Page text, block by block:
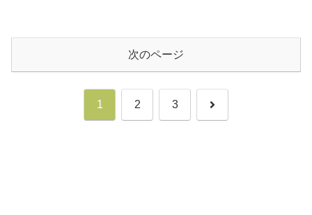
次のページ
1 2 3 次